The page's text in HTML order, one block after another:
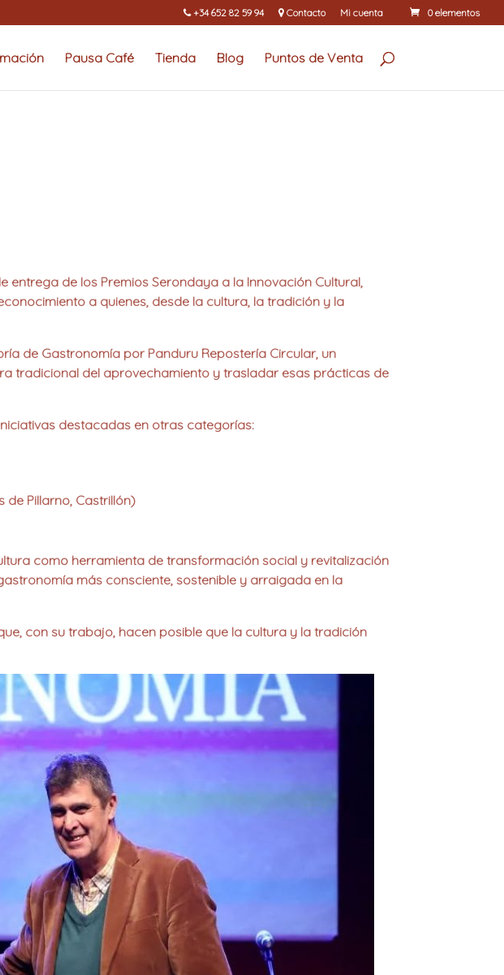
+34 652 82 59 94 Contacto Mi cuenta 0 elementos
Pausa Café Tienda Blog Puntos de Venta
entrega de los Premios Serondaya a la Innovación Cultural,
a quienes, desde la cultura, la tradición y la
de Gastronomía por Panduru Repostería Circular, un
tradicional del aprovechamiento y trasladar esas prácticas de
destacadas en otras categorías:
Pillarno, Castrillón)
como herramienta de transformación social y revitalización
más consciente, sostenible y arraigada en la
con su trabajo, hacen posible que la cultura y la tradición